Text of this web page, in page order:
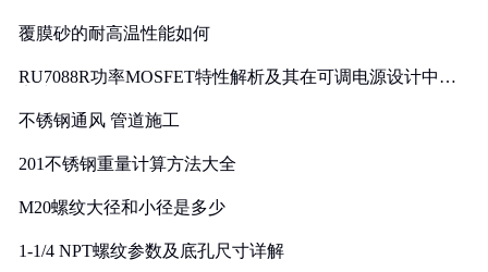
覆膜砂的耐高温性能如何
RU7088R功率MOSFET特性解析及其在可调电源设计中的
不锈钢通风 管道施工
201不锈钢重量计算方法大全
M20螺纹大径和小径是多少
1-1/4 NPT螺纹参数及底孔尺寸详解